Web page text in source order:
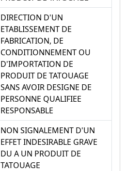
DIRECTION D'UN
ETABLISSEMENT DE
FABRICATION, DE
CONDITIONNEMENT OU
D'IMPORTATION DE
PRODUIT DE TATOUAGE
SANS AVOIR DESIGNE DE
PERSONNE QUALIFIEE
RESPONSABLE
NON SIGNALEMENT D'UN
EFFET INDESIRABLE GRAVE
DU A UN PRODUIT DE
TATOUAGE